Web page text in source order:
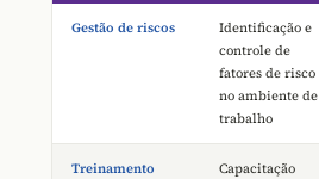
Gestão de riscos
Identificação e
controle de
fatores de risco
no ambiente de
trabalho
Treinamento
Capacitação